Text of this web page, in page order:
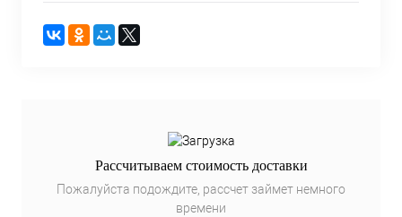
Рассчитываем стоимость доставки
Пожалуйста подождите, рассчет займет немного
времени